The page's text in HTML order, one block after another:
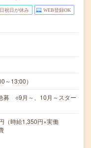
祝日が休み WEB登録OK
～13:00）
募 ○9月～、10月～スター
（時給1,350円×実働